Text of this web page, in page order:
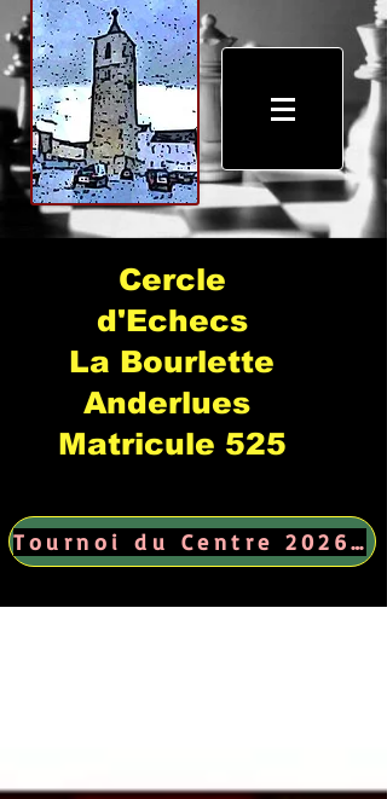
Cercle
d'Echecs
La Bourlette
Anderlues
Matricule 525
Tournoi du Centre 2026 →